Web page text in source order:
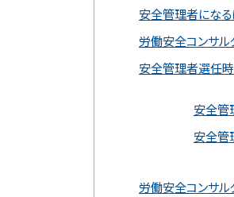
安全管理者になる
労働安全コンサル
安全管理者選任
安全管
安全管
労働安全コンサ